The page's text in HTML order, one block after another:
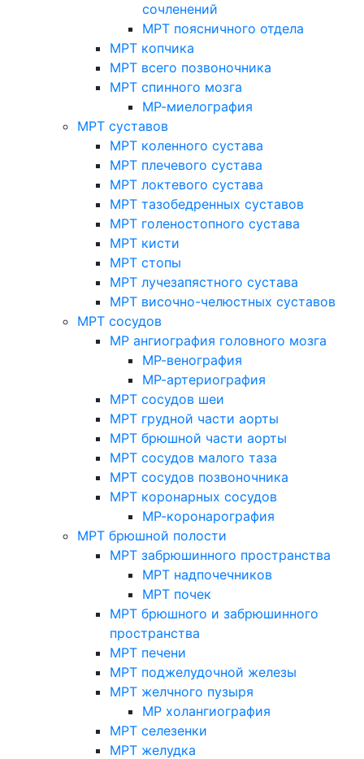
сочленений
МРТ поясничного отдела
МРТ копчика
МРТ всего позвоночника
МРТ спинного мозга
МР-миелография
МРТ суставов
МРТ коленного сустава
МРТ плечевого сустава
МРТ локтевого сустава
МРТ тазобедренных суставов
МРТ голеностопного сустава
МРТ кисти
МРТ стопы
МРТ лучезапястного сустава
МРТ височно-челюстных суставов
МРТ сосудов
МР ангиография головного мозга
МР-венография
МР-артериография
МРТ сосудов шеи
МРТ грудной части аорты
МРТ брюшной части аорты
МРТ сосудов малого таза
МРТ сосудов позвоночника
МРТ коронарных сосудов
МР-коронарография
МРТ брюшной полости
МРТ забрюшинного пространства
МРТ надпочечников
МРТ почек
МРТ брюшного и забрюшинного
пространства
МРТ печени
МРТ поджелудочной железы
МРТ желчного пузыря
МР холангиография
МРТ селезенки
МРТ желудка